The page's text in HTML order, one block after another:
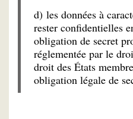
d) les données à
rester confidentielles
obligation de secret
réglementée par le
droit des États
obligation légale de